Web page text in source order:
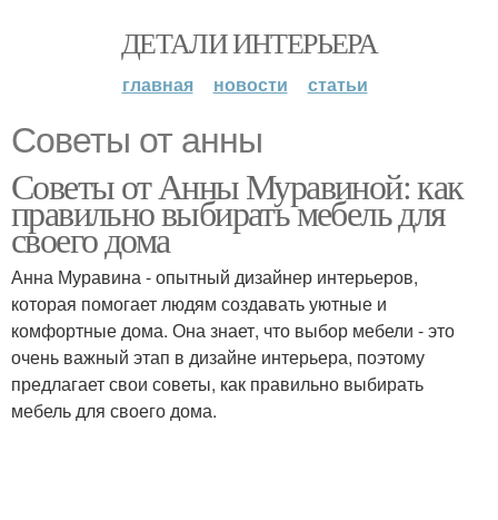
ДЕТАЛИ ИНТЕРЬЕРА
главная новости статьи
Советы от анны
Советы от Анны Муравиной: как
правильно выбирать мебель для
своего дома
Анна Муравина - опытный дизайнер интерьеров,
которая помогает людям создавать уютные и
комфортные дома. Она знает, что выбор мебели - это
очень важный этап в дизайне интерьера, поэтому
предлагает свои советы, как правильно выбирать
мебель для своего дома.